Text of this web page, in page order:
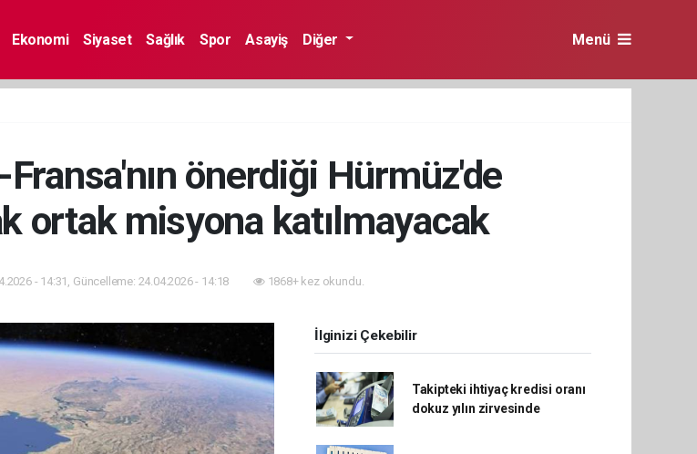
Ekonomi Siyaset Sağlık Spor Asayiş Diğer Menü
önerdiği Hürmüz'de
ortak misyona katılmayacak
- 14:31, Güncelleme: 24.04.2026 - 14:18 1868+ kez okundu.
İlginizi Çekebilir
Takipteki ihtiyaç kredisi oranı
dokuz yılın zirvesinde